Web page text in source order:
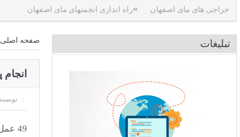
»راه اندازی انجمنهای مای راه اندازی بخش حراجی های مای اصفهان
صفحه اصلی
نظرات :
49 عمل قلب در اصفهان انجام شده است
تبلیغات